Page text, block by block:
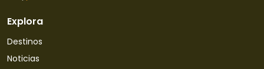
Explora
Destinos
Noticias